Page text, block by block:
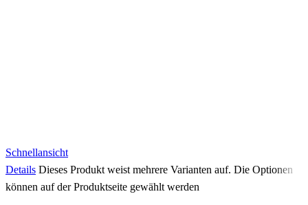
Schnellansicht
Details Dieses Produkt weist mehrere Varianten auf. Die Optionen
können auf der Produktseite gewählt werden